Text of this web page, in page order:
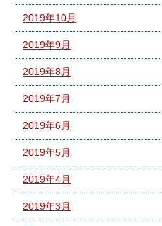
2019年10月
2019年9月
2019年8月
2019年7月
2019年6月
2019年5月
2019年4月
2019年3月